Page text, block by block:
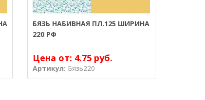
БЯЗЬ НАБИВНАЯ ПЛ.125 ШИРИНА
220 РФ
Цена от: 4.75 руб.
Артикул: Бязь220